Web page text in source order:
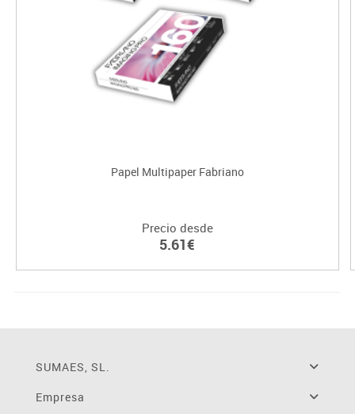
Papel Multipaper Fabriano
Precio desde
5.61€
SUMAES, SL.
Empresa